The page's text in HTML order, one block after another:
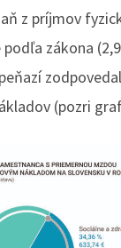
z príjmov
zákona
(pozri